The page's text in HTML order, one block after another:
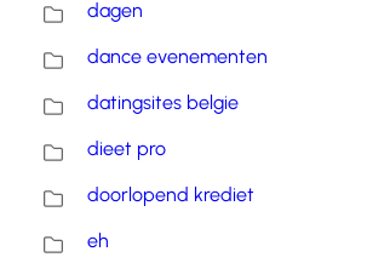
dagen
dance evenementen
datingsites belgie
dieet pro
doorlopend krediet
eh